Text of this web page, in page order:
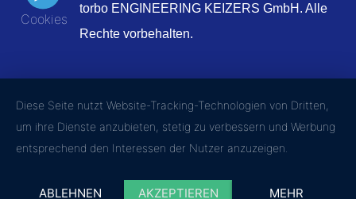
torbo ENGINEERING KEIZERS GmbH. Alle
Rechte vorbehalten.
Diese Seite nutzt Website-Tracking-Technologien von Dritten,
um ihre Dienste anzubieten, stetig zu verbessern und Werbung
entsprechend den Interessen der Nutzer anzuzeigen.
ABLEHNEN AKZEPTIEREN MEHR